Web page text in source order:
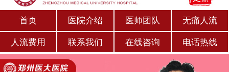
首页 医院介绍 医师团队 无痛人流
人流费用 联系我们 在线咨询 电话热线